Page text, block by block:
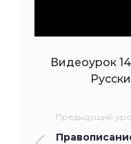
Видеоурок
Предыдущий